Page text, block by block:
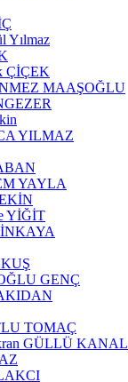
Yılmaz
ÇİÇEK
MAAŞOĞLU
YILMAZ
YAYLA
YİĞİT
GENÇ
TOMAÇ
GÜLLÜ KANAL